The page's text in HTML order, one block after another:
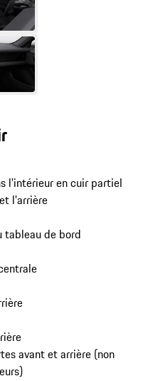
l'intérieur en cuir partiel
l'arrière
tableau de bord
avant et arrière (non